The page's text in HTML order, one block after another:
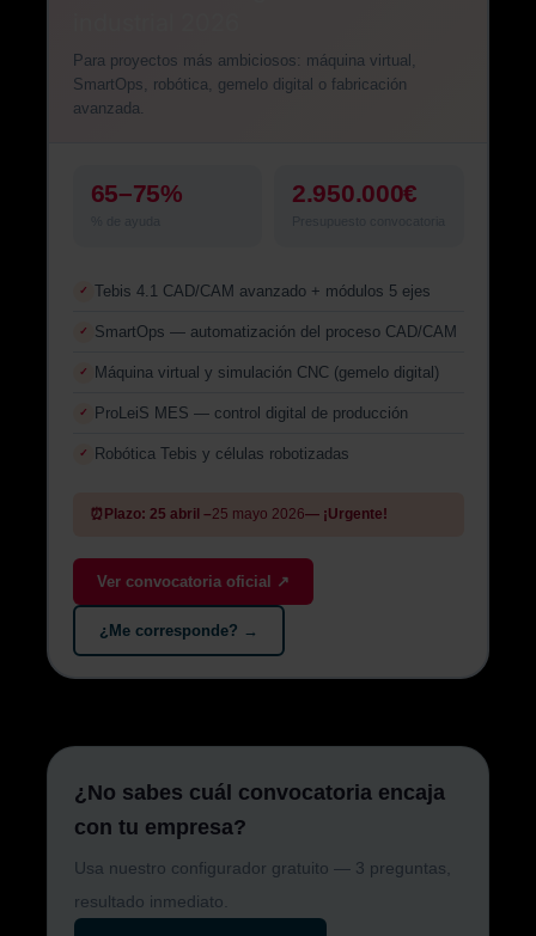
Para proyectos más ambiciosos: máquina virtual,
SmartOps, robótica, gemelo digital o fabricación
avanzada.
65–75% 2.950.000€
✓ Tebis 4.1 CAD/CAM avanzado + módulos 5 ejes
✓ SmartOps — automatización del proceso CAD/CAM
✓ Máquina virtual y simulación CNC (gemelo digital)
✓ ProLeiS MES — control digital de producción
✓ Robótica Tebis y células robotizadas
⏰ Plazo: 25 abril –25 mayo 2026— ¡Urgente!
Ver convocatoria oficial ↗
¿Me corresponde? →
¿No sabes cuál convocatoria encaja
con tu empresa?
Usa nuestro configurador gratuito — 3 preguntas,
resultado inmediato.